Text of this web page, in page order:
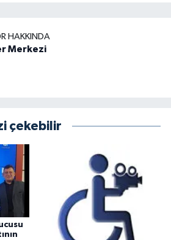
HAKKINDA
Merkezi
çekebilir